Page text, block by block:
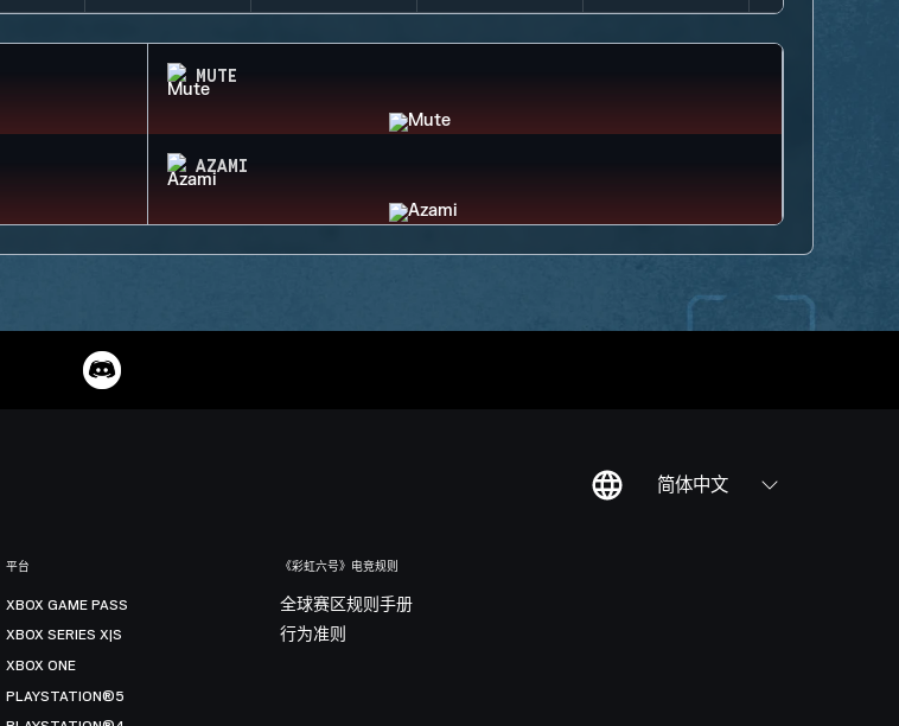
MUTE
AZAMI
简体中文
平台
XBOX GAME PASS
XBOX SERIES X|S
XBOX ONE
PLAYSTATION®5
《彩虹六号》电竞规则
全球赛区规则手册
行为准则